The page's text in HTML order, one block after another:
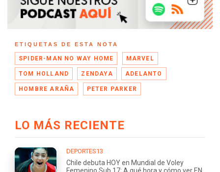
ETIQUETAS DE ESTA NOTA
SPIDER-MAN NO WAY HOME MARVEL
TOM HOLLAND ZENDAYA ADELANTO
HOMBRE ARAÑA PETER PARKER
LO MÁS RECIENTE
DEPORTES13
Chile debuta HOY en Mundial de Voley